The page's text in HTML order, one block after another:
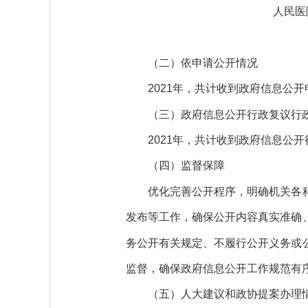
人民医院
（二）依申请公开情况
2021年，共计收到政府信息公开
（三）政府信息公开行政复议行
2021年，共计收到政府信息公开
（四）监督保障
优化完善公开程序，明确机关各科
发布等工作，确保公开内容真实准
务公开有关规定、不履行公开义务
监督，确保政府信息公开工作规范有
（五）人大建议和政协提案办理